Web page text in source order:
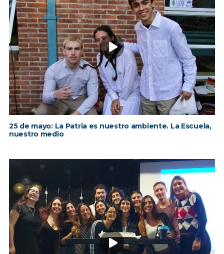
25 de mayo: La Patria es nuestro ambiente. La Escuela,
nuestro medio